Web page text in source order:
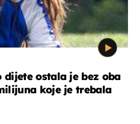
dijete ostala je bez oba
koje je trebala